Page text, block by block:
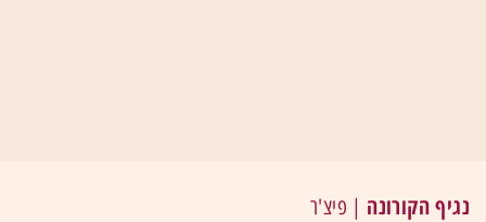
נגיף הקורונה | פיצ'ר